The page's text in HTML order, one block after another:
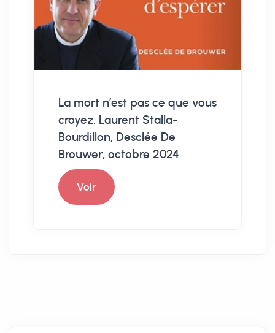
La mort n’est pas ce que vous
croyez, Laurent Stalla-
Bourdillon, Desclée De
Brouwer, octobre 2024
Voir